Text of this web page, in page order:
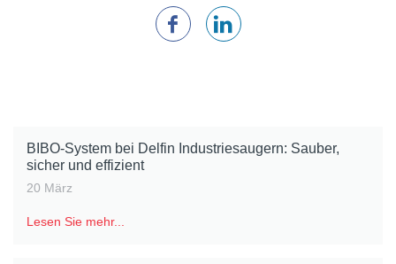
BIBO-System bei Delfin Industriesaugern: Sauber,
sicher und effizient
20 März
Lesen Sie mehr...